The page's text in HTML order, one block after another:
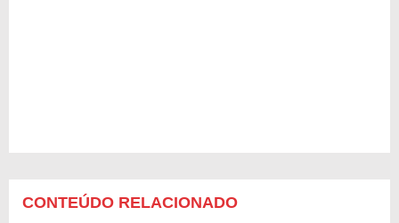
CONTEÚDO RELACIONADO